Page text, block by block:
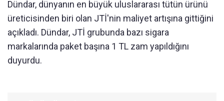
Dündar, dünyanın en büyük uluslararası tütün ürünü
üreticisinden biri olan JTİ'nin maliyet artışına gittiğini
açıkladı. Dündar, JTİ grubunda bazı sigara
markalarında paket başına 1 TL zam yapıldığını
duyurdu.